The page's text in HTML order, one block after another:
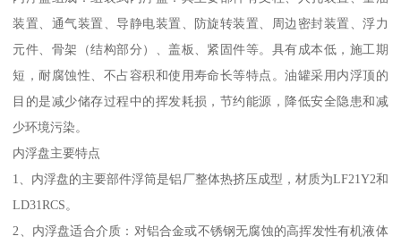
装置、通气装置、导静电装置、防旋转装置、周边密封装置、浮力
元件、骨架（结构部分）、盖板、紧固件等。具有成本低，施工期
短，耐腐蚀性、不占容积和使用寿命长等特点。油罐采用内浮顶的
目的是减少储存过程中的挥发耗损，节约能源，降低安全隐患和减
少环境污染。
内浮盘主要特点
1、内浮盘的主要部件浮筒是铝厂整体热挤压成型，材质为LF21Y2和
LD31RCS。
2、内浮盘适合介质：对铝合金或不锈钢无腐蚀的高挥发性有机液体